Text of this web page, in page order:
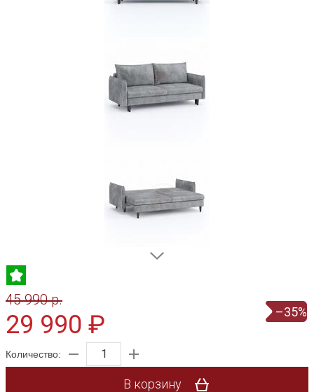
45 990 p.
–35%
29 990 ₽
Количество:
В корзину